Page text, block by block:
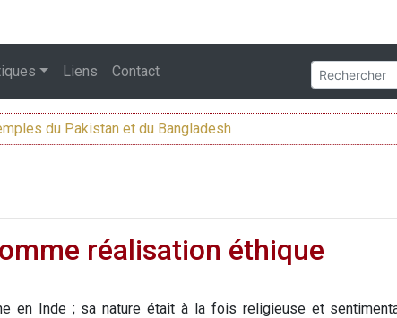
Liens Contact
du Pakistan et du Bangladesh
réalisation éthique
en Inde ; sa nature était à la fois religieuse et